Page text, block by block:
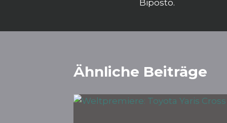
Biposto.
Ähnliche Beiträge